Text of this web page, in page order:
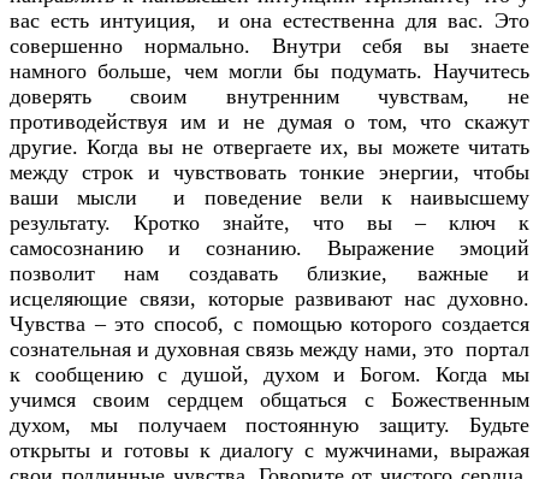
вас есть интуиция, и она естественна для вас. Это
совершенно нормально. Внутри себя вы знаете
намного больше, чем могли бы подумать. Научитесь
доверять своим внутренним чувствам, не
противодействуя им и не думая о том, что скажут
другие. Когда вы не отвергаете их, вы можете читать
между строк и чувствовать тонкие энергии, чтобы
ваши мысли и поведение вели к наивысшему
результату. Кротко знайте, что вы – ключ к
самосознанию и сознанию. Выражение эмоций
позволит нам создавать близкие, важные и
исцеляющие связи, которые развивают нас духовно.
Чувства – это способ, с помощью которого создается
сознательная и духовная связь между нами, это портал
к сообщению с душой, духом и Богом. Когда мы
учимся своим сердцем общаться с Божественным
духом, мы получаем постоянную защиту. Будьте
открыты и готовы к диалогу с мужчинами, выражая